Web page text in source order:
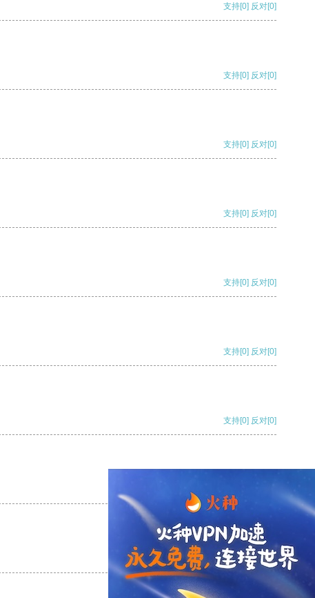
支持[0] 反对[0]
支持[0] 反对[0]
支持[0] 反对[0]
支持[0] 反对[0]
支持[0] 反对[0]
支持[0] 反对[0]
支持[0] 反对[0]
支持 [0] 反对[0]